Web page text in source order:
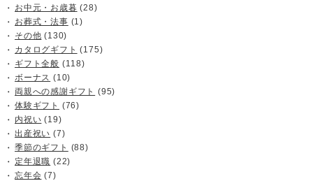
お中元・お歳暮 (28)
お葬式・法事 (1)
その他 (130)
カタログギフト (175)
ギフト全般 (118)
ボーナス (10)
両親への感謝ギフト (95)
体験ギフト (76)
内祝い (19)
出産祝い (7)
季節のギフト (88)
定年退職 (22)
忘年会 (7)